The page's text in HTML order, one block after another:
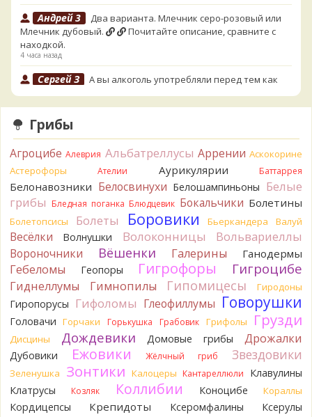
Андрей 3
Два варианта. Млечник серо-розовый или
Млечник дубовый.
Почитайте описание, сравните с
находкой.
4 часа назад
Сергей З
А вы алкоголь употребляли перед тем как
Serj_Sf
лизнул, и пожевал, но горечи не почувствовал. Супруга
лизнула - ей горький, как таблетка. Детям тоже не горький.
То что это именно горчак сомнений нет. Но вот такие
индивидуальные вкусовые особенности.)Гриб, конечно,
выкинули.
16 часов назад
Verona Говорушка булавоногая могла бы вырасти...
17 часов назад
17 часов назад
BorisM
Вот как раз зонтика пестрого там
точно нет! P.S. Вячеслав, мы ждём ваших подтверждений
насчёт того, что на разных фото не один и тот же гриб. Они
и по виду разные, а не просто разные экземпляры. Но
хорошо было бы упорядочить это с вашим участием.
Разные грибы нужно разнести по разным вопросам!
18 часов назад
BorisM Однозначно польский!
18 часов назад
Грибы
Агроцибе Алеврия Альбатреллусы Аррении Аскокорине
Астерофоры
Ателии Аурикулярии Баттаррея
Белонавозники Белосвинухи Белошампиньоны Белые
грибы Бледная поганка Блюдцевик Бокальчики Болетины
Болетопсисы Болеты Боровики Бьеркандера Валуй
Весёлки Волнушки Волоконницы Вольвариеллы
Вороночники Вёшенки Галерины Ганодермы
Гебеломы Геопоры Гигрофоры Гигроцибе
Гиднеллумы Гимнопилы Гипомицесы Гиродоны
Гиропорусы Гифоломы Глеофиллумы Говорушки
Головачи Горчаки Горькушка Грабовик Грифолы Грузди
Дисцины Дождевики Домовые грибы Дрожалки
Дубовики Ежовики Жёлчный гриб Звездовики
Зеленушка Зонтики Калоцеры Кантареллюли
Клавулины
Клатрусы
Козляк Коллибии Коноцибе Кораллы
Кордицепсы Крепидоты Ксеромфалины Ксерулы